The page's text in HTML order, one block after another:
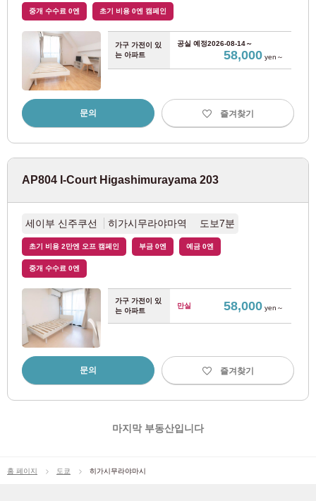
중개 수수료 0엔 초기 비용 0엔 캠페인
가구 가전이 있
는 아파트
공실 예정2026-08-14～
58,000yen～
문의 즐겨찾기
AP804 I-Court Higashimurayama 203
세이부 신주쿠선 히가시무라야마역 도보7분
초기 비용 2만엔 오프 캠페인 부금 0엔 예금 0엔
중개 수수료 0엔
가구 가전이 있
는 아파트
만실 58,000yen～
문의 즐겨찾기
마지막 부동산입니다
홈 페이지 도쿄 히가시무라야마시
도쿄 메트로 마루노우치선 (126)
도쿄 메트로 긴자선 (12)
도쿄 메트로 한조몬선
도쿄 메트로 지요다선 (20)
도쿄 메트로 유라쿠초선 (67)
도쿄 메트로 히비야 선 (22)
도쿄 메트로 토 자이 선
도쿄 메트로 난보쿠선 (15)
도쿄도 교통국
도에이 오에도선 (119)
일
2026
8월
23
24 25 26 27
30
31
결정
객실 찾기 고객 전용
03-6712-4346
03-6712-4344